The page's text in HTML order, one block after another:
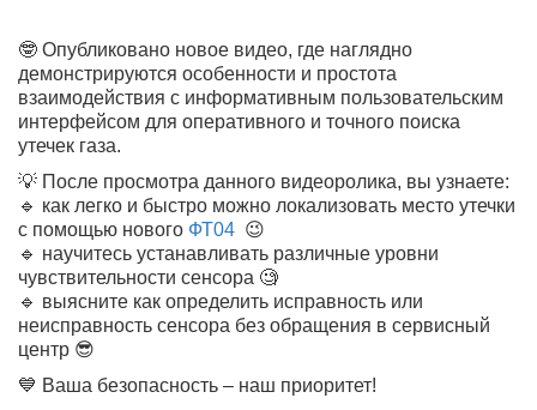
🤓 Опубликовано новое видео, где наглядно
демонстрируются особенности и простота
взаимодействия с информативным пользовательским
интерфейсом для оперативного и точного поиска
утечек газа.
💡 После просмотра данного видеоролика, вы узнаете:
🔹 как легко и быстро можно локализовать место утечки
с помощью нового ФТ04 😉
🔹 научитесь устанавливать различные уровни
чувствительности сенсора 🧐
🔹 выясните как определить исправность или
неисправность сенсора без обращения в сервисный
центр 😎
💙 Ваша безопасность – наш приоритет!